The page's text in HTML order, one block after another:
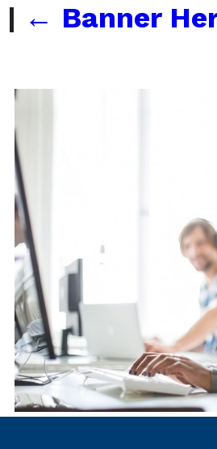
| ← Banner